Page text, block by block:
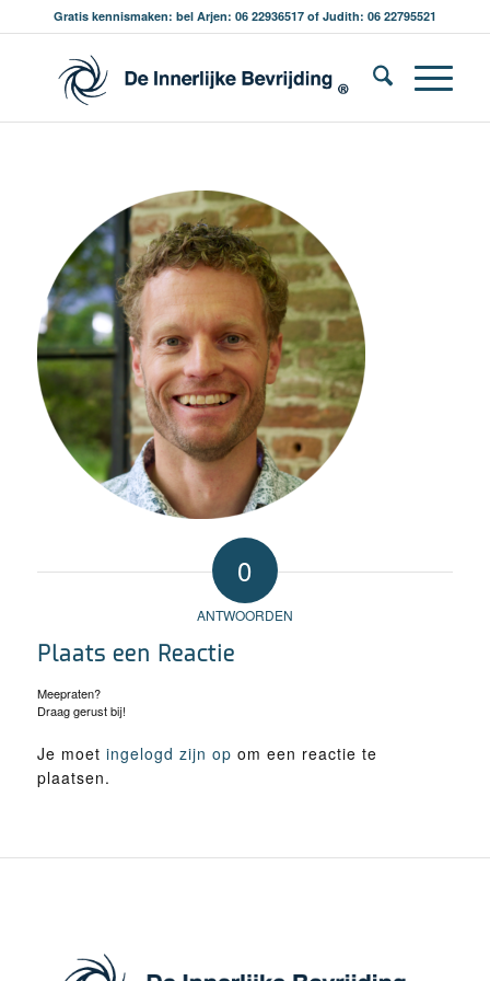
Gratis kennismaken: bel Arjen: 06 22936517 of Judith: 06 22795521
0
ANTWOORDEN
Plaats een Reactie
Meepraten?
Draag gerust bij!
Je moet ingelogd zijn op om een reactie te
plaatsen.